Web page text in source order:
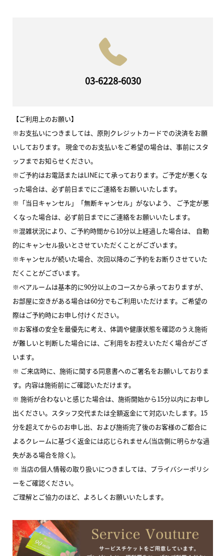
03-6228-6030
【ご利用上のお願い】
※お支払いにつきましては、原則クレジットカードでの決済をお願
いしております。 現金でのお支払いをご希望の場合は、事前にスタ
ッフまでお知らせください。
※ご予約はお電話またはLINEにて承っております。ご予定が悪くな
った場合は、必ず前日までにご連絡をお願いいたします。
※「当日キャンセル」「無断キャンセル」がないよう、 ご予定が悪
くなった場合は、必ず前日までにご連絡をお願いいたします。
※混雑状況により、ご予約時間から10分以上経過した場合は、 自動
的にキャンセル扱いとさせていただくことがございます。
※キャンセルが続いた場合、次回以降のご予約をお断りさせていた
だくことがございます。
※ペアルームは基本的に90分以上のコースから承っておりますが、
お部屋に空きがある場合は60分でもご利用いただけます。ご希望の
際はご予約時にお申し付けください。
※お客様の安全を最優先に考え、体調や健康状態を確認のうえ施術
が難しいと判断した場合には、ご利用をお控えいただく場合がござ
います。
※ ご来店時に、施術に関する同意書へのご署名をお願いしておりま
す。内容は施術前にご確認いただけます。
※ 施術が合わないと感じた場合は、施術開始から15分以内にお申し
出ください。スタッフ交代または全額返金にて対応いたします。15
分を超えてからのお申し出、および施術完了後のお客様のご都合に
よるクレームに基づく返金には応じられません(当店側に明らかな過
失がある場合を除く)。
※ 当店の個人情報の取り扱いにつきましては、プライバシーポリシ
ーをご確認ください。
ご理解とご協力のほど、よろしくお願いいたします。